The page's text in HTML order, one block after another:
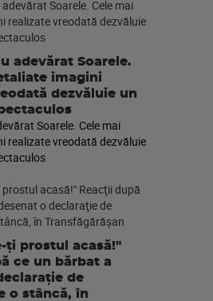
adevărat Soarele.
imagini
dezvăluie un
Soarele. Cele mai
realizate vreodată dezvăluie
ţi prostul acasă!"
ce un bărbat a
de
o stâncă, în